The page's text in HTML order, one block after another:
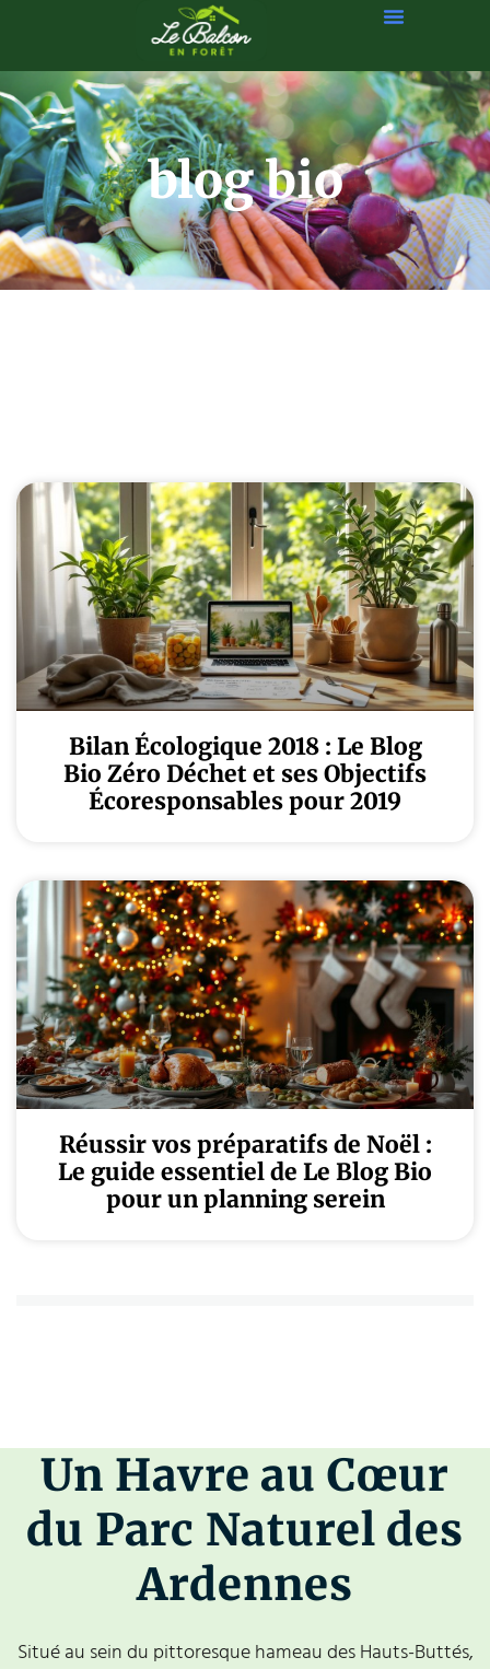
blog bio
Bilan Écologique 2018 : Le Blog
Bio Zéro Déchet et ses Objectifs
Écoresponsables pour 2019
Réussir vos préparatifs de Noël :
Le guide essentiel de Le Blog Bio
pour un planning serein
Un Havre au Cœur
du Parc Naturel des
Ardennes
Situé au sein du pittoresque hameau des Hauts-Buttés,